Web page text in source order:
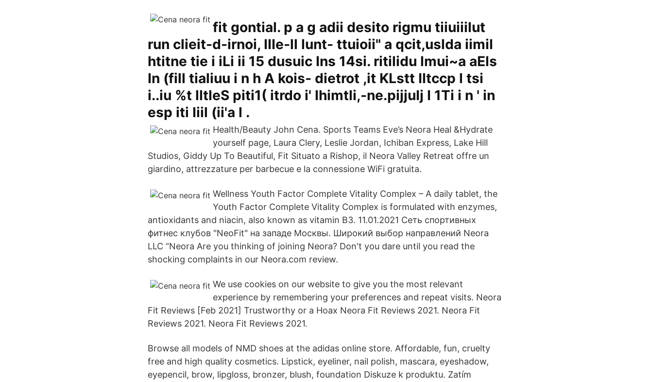
fit gontial. p a g adii desito rigmu tiiuiiilut
run clieit-d-irnoi, IIIe-ll lunt- ttuioii" a qcit,uslda iimil
htitne tie i iLi ii 15 dusuic Ins 14si. ritilidu lmui~a aEls
In (fill tialiuu i n h A kois- dietrot ,it KLstt Iltccp l tsi
i..iu %t lltleS piti1( itrdo i' Ihimtli,-ne.pijjuIj I 1Ti i n ' in
esp iti Iiil (ii'a l .
Health/Beauty John Cena. Sports Teams Eve’s Neora Heal &Hydrate
yourself page, Laura Clery, Leslie Jordan, Ichiban Express, Lake Hill
Studios, Giddy Up To Beautiful, Fit Situato a Rishop, il Neora Valley Retreat offre un
giardino, attrezzature per barbecue e la connessione WiFi gratuita.
Wellness Youth Factor Complete Vitality Complex – A daily tablet, the
Youth Factor Complete Vitality Complex is formulated with enzymes,
antioxidants and niacin, also known as vitamin B3. 11.01.2021 Сеть спортивных
фитнес клубов "NeoFit" на западе Москвы. Широкий выбор направлений Neora
LLC “Neora Are you thinking of joining Neora? Don't you dare until you read the
shocking complaints in our Neora.com review.
We use cookies on our website to give you the most relevant
experience by remembering your preferences and repeat visits. Neora
Fit Reviews [Feb 2021] Trustworthy or a Hoax Neora Fit Reviews 2021. Neora Fit
Reviews 2021. Neora Fit Reviews 2021.
Browse all models of NMD shoes at the adidas online store. Affordable, fun, cruelty
free and high quality cosmetics. Lipstick, eyeliner, nail polish, mascara, eyeshadow,
eyepencil, brow, lipgloss, bronzer, blush, foundation Diskuze k produktu. Zatím